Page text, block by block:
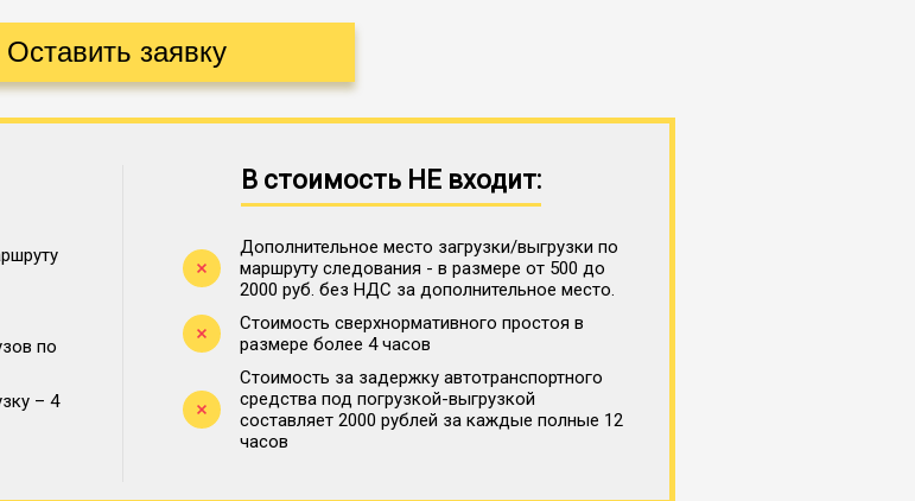
по
– 4
В стоимость НЕ входит:
Дополнительное место загрузки/выгрузки по
маршруту следования - в размере от 500 до
2000 руб. без НДС за дополнительное место.
Стоимость сверхнормативного простоя в
размере более 4 часов
Стоимость за задержку автотранспортного
средства под погрузкой-выгрузкой
составляет 2000 рублей за каждые полные 12
часов